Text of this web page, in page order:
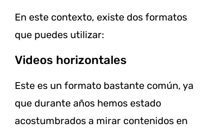
En este contexto, existe dos formatos
que puedes utilizar:
Videos horizontales
Este es un formato bastante común, ya
que durante años hemos estado
acostumbrados a mirar contenidos en